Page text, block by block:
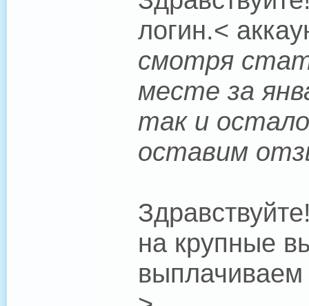
логин.<
смотря
месте за
так и
оставим
на крупные